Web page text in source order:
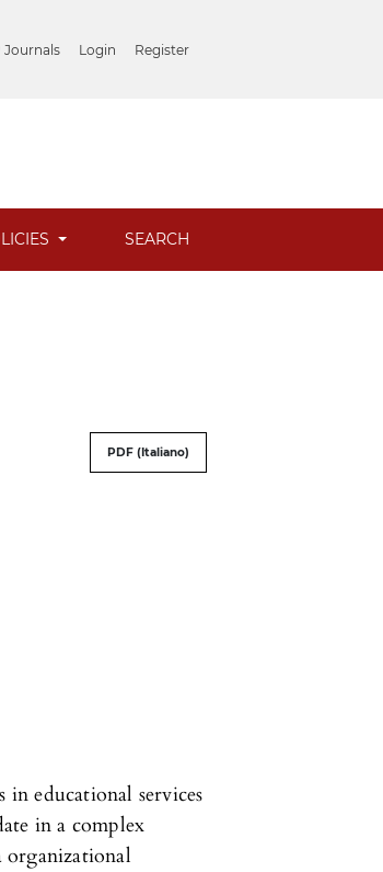
Journals Login Register
SEARCH
PDF (Italiano)
educational services
in a complex
organizational